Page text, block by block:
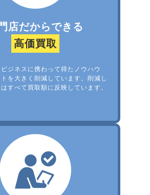
店だからできる
高価買取
ジネスに携わって得たノウハウ
を大きく削減しています。削減し
すべて買取額に反映しています。